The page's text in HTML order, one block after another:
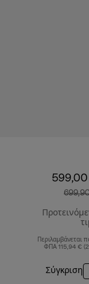
Περιλαμβάνεται
ΦΠΑ 115,94 €
Σύγκριση